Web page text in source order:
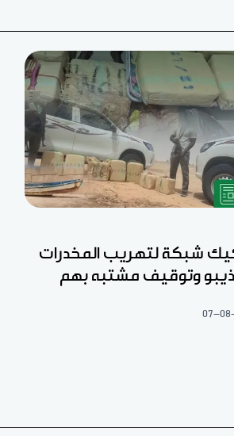
شبكة لتهريب المخدرات
وتوقيف مشتبه بهم
07-